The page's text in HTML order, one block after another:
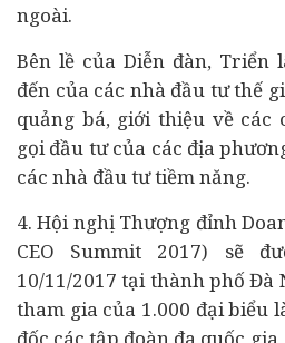
ngoài.
Bên lề của Diễn đàn, Triển
đến của các nhà đầu tư thế
quảng bá, giới thiệu về các
gọi đầu tư của các địa
các nhà đầu tư tiềm năng.
4. Hội nghị Thượng đỉnh
CEO Summit 2017) sẽ
10/11/2017 tại thành phố Đà
tham gia của 1.000 đại biểu